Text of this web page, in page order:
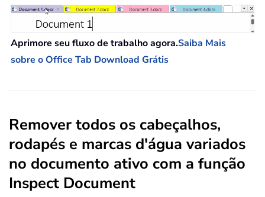
Aprimore seu fluxo de trabalho agora.Saiba Mais
sobre o Office Tab Download Grátis
Remover todos os cabeçalhos,
rodapés e marcas d'água variados
no documento ativo com a função
Inspect Document